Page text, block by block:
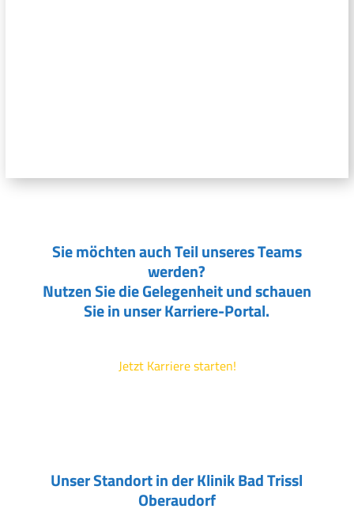
Sie möchten auch Teil unseres Teams
werden?
Nutzen Sie die Gelegenheit und schauen
Sie in unser Karriere-Portal.
Jetzt Karriere starten!
Unser Standort in der Klinik Bad Trissl
Oberaudorf